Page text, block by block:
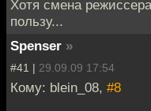
Хотя смена
пользу...
Spenser »
#41 | 29.09.09 17:54
Кому: blein_08, #8